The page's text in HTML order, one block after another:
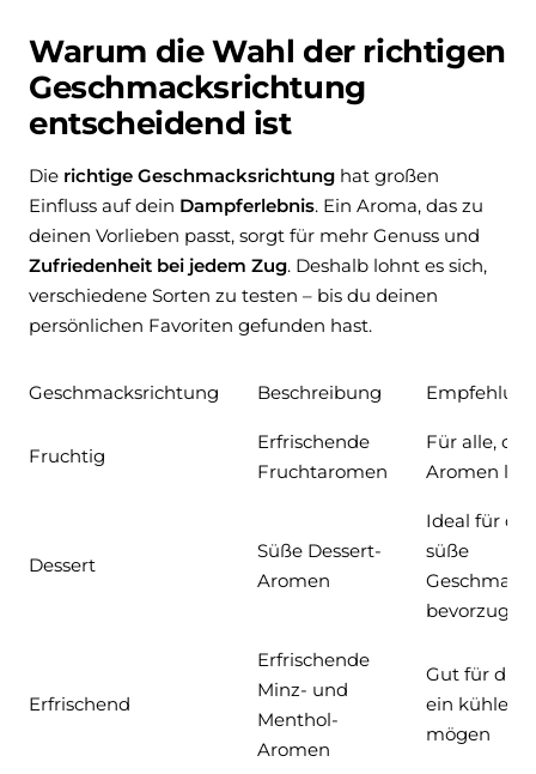
Warum die Wahl der richtigen
Geschmacksrichtung
entscheidend ist
Die richtige Geschmacksrichtung hat großen
Einfluss auf dein Dampferlebnis. Ein Aroma, das zu
deinen Vorlieben passt, sorgt für mehr Genuss und
Zufriedenheit bei jedem Zug. Deshalb lohnt es sich,
verschiedene Sorten zu testen – bis du deinen
persönlichen Favoriten gefunden hast.
Geschmacksrichtung Beschreibung
Fruchtig
Erfrischende
Fruchtaromen
Für alle, die
Aromen
Dessert
Süße Dessert-
Aromen
Ideal für
süße
bevorzugen
Erfrischend
Erfrischende
Minz- und
Menthol-
Aromen
Gut für
ein
mögen